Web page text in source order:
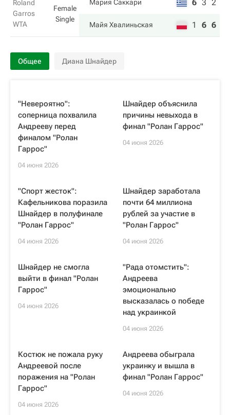
Roland
Garros
WTA
Female
Single
Мария Саккари 6 3 2
Майя Хвалиньская 1 6 6
Общее Диана Шнайдер
"Невероятно":
соперница похвалила
Андрееву перед
финалом "Ролан
Гаррос"
04 июня 2026
Шнайдер объяснила
причины невыхода в
финал "Ролан Гаррос"
04 июня 2026
"Спорт жесток":
Кафельникова поразила
Шнайдер в полуфинале
"Ролан Гаррос"
04 июня 2026
Шнайдер заработала
почти 64 миллиона
рублей за участие в
"Ролан Гаррос"
04 июня 2026
Шнайдер не смогла
выйти в финал "Ролан
Гаррос"
04 июня 2026
"Рада отомстить":
Андреева
эмоционально
высказалась о победе
над украинкой
04 июня 2026
Костюк не пожала руку
Андреевой после
поражения на "Ролан
Гаррос"
04 июня 2026
Андреева обыграла
украинку и вышла в
финал "Ролан Гаррос"
04 июня 2026